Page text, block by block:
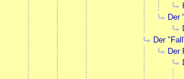
Der
Der
Der